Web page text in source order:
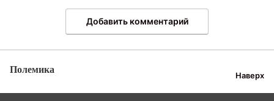
Добавить комментарий
Полемика Наверх